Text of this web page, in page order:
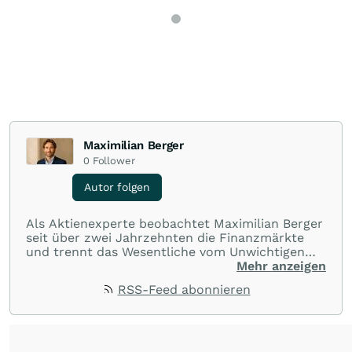
Maximilian Berger
0 Follower
Autor folgen
Als Aktienexperte beobachtet Maximilian Berger
seit über zwei Jahrzehnten die Finanzmärkte
und trennt das Wesentliche vom Unwichtigen
und liefert wöchentlich klare, unabhängige
und Renditen liefern.
Mehr anzeigen
RSS-Feed abonnieren